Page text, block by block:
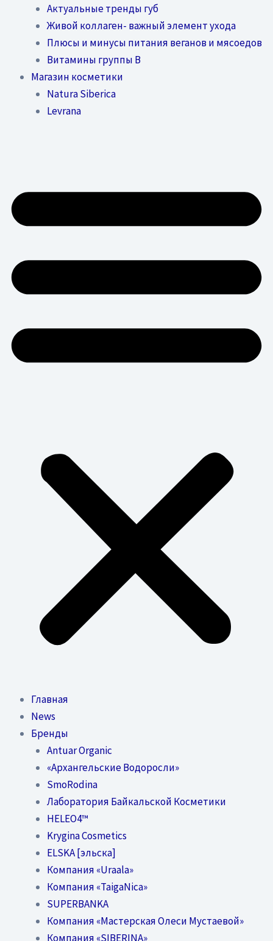
Актуальные тренды губ
Живой коллаген- важный элемент ухода
Плюсы и минусы питания веганов и мясоедов
Витамины группы В
Магазин косметики
Natura Siberica
Levrana
Главная
News
Бренды
Antuar Organic
«Архангельские Водоросли»
SmoRodina
Лаборатория Байкальской Косметики
HELEO4™
Krygina Cosmetics
ELSKA [эльска]
Компания «Uraala»
Компания «TaigaNica»
SUPERBANKA
Компания «Мастерская Олеси Мустаевой»
Компания «SIBERINA»